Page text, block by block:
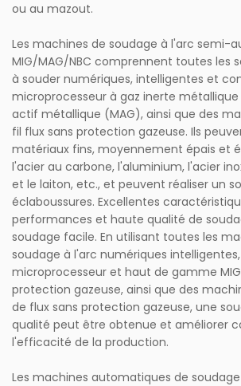
ou au mazout.
Les machines de soudage à l'arc semi-
MIG/MAG/NBC comprennent toutes les
à souder numériques, intelligentes et
microprocesseur à gaz inerte
actif métallique (MAG), ainsi que des
fil flux sans protection gazeuse. Ils
matériaux fins, moyennement épais et
l'acier au carbone, l'aluminium, l'acier
et le laiton, etc., et peuvent réaliser un
éclaboussures. Excellentes
performances et haute qualité de
soudage facile. En utilisant toutes les
soudage à l'arc numériques
microprocesseur et haut de gamme MIG
protection gazeuse, ainsi que des
de flux sans protection gazeuse, une
qualité peut être obtenue et améliorer
l'efficacité de la production.
Les machines automatiques de